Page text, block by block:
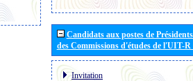
Candidats aux postes de
des Commissions d'études de l'UIT-
Invitation